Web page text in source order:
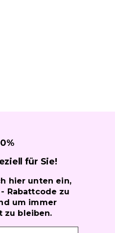
%
für Sie!
hier unten ein,
Rabattcode zu
um immer
zu bleiben.